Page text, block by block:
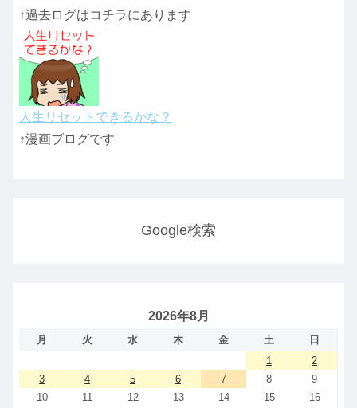
↑過去ログはコチラにあります
人生リセットできるかな？
↑漫画ブログです
Google検索
2026年8月
月 火 水 木 金 土
日
1
2
3
4 5 6 7 8
9
10
11 12 13 14 15
16